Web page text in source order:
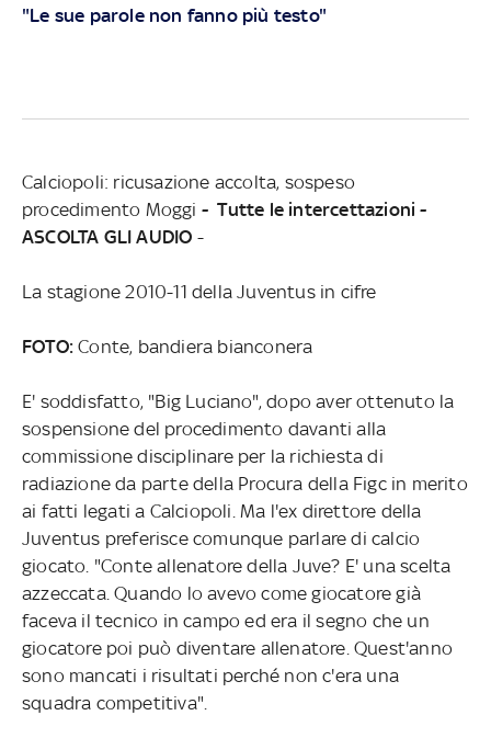
"Le sue parole non fanno più testo"
Calciopoli: ricusazione accolta, sospeso
procedimento Moggi - Tutte le intercettazioni -
ASCOLTA GLI AUDIO -
La stagione 2010-11 della Juventus in cifre
FOTO:Conte, bandiera bianconera
E' soddisfatto, "Big Luciano", dopo aver ottenuto la
sospensione del procedimento davanti alla
commissione disciplinare per la richiesta di
radiazione da parte della Procura della Figc in merito
ai fatti legati a Calciopoli. Ma l'ex direttore della
Juventus preferisce comunque parlare di calcio
giocato. "Conte allenatore della Juve? E' una scelta
azzeccata. Quando lo avevo come giocatore già
faceva il tecnico in campo ed era il segno che un
giocatore poi può diventare allenatore. Quest'anno
sono mancati i risultati perché non c'era una
squadra competitiva".